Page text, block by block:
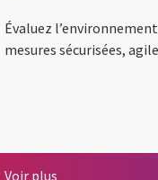
Évaluez
mesures sécurisées,
Voir plus